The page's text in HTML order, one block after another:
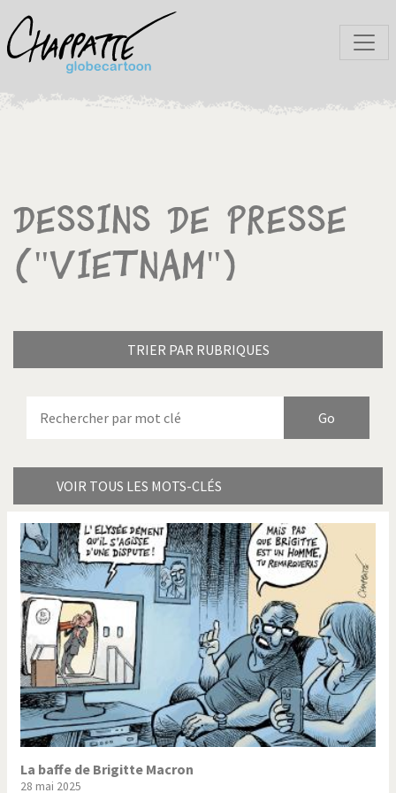
Dessins de presse
("Vietnam")
TRIER PAR RUBRIQUES
VOIR TOUS LES MOTS-CLÉS
Bienvenue en Italie
Bye Biden! Catholique ou pas très?
Chère énergie! Crise grecque
Cybermonde
Du printemps arabe à
l'hiver
Election présidentielle US Guerre en Syrie
Hopp Deutschland Israël - Palestine
L'Amérique et les armes L'Iran tremble
La Chine et nous
La Corée du Nord: guerre ou
La baffe de Brigitte Macron
28 mai 2025